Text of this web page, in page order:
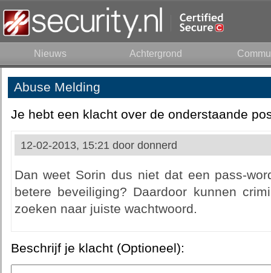
Nieuws Achtergrond
Abuse Melding
Je hebt een klacht over de onderstaande
12-02-2013, 15:21 door donnerd
Dan weet Sorin dus niet dat een pass-
betere beveiliging? Daardoor kunnen
zoeken naar juiste wachtwoord.
Beschrijf je klacht (Optioneel):